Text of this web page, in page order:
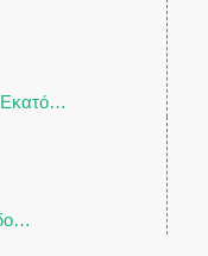
Εκατό…